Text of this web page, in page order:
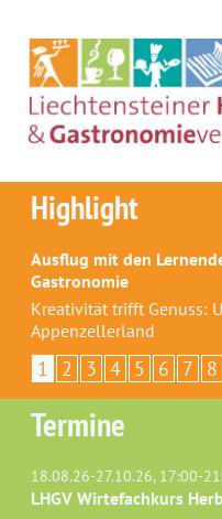
Highlight
Ausflug mit den
Gastronomie
Kreativität trifft Genuss:
Appenzellerland
1 2 3 4 5 6 7 8
Termine
18.08.26-27.10.26, 17:00-
LHGV Wirtefachkurs